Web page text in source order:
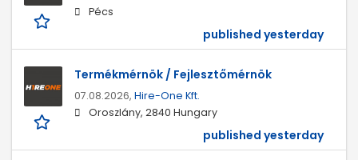
Pécs
published yesterday
Termékmérnök / Fejlesztőmérnök
07.08.2026, Hire-One Kft.
Oroszlány, 2840 Hungary
published yesterday